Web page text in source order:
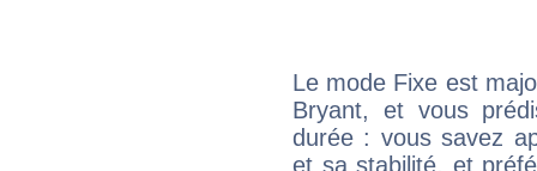
Le mode Fixe est
Bryant, et vous
durée : vous savez
et sa stabilité, et